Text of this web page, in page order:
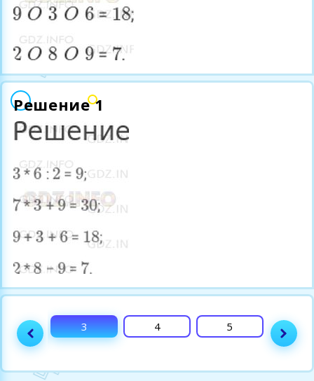
Решение 1
3 4 5